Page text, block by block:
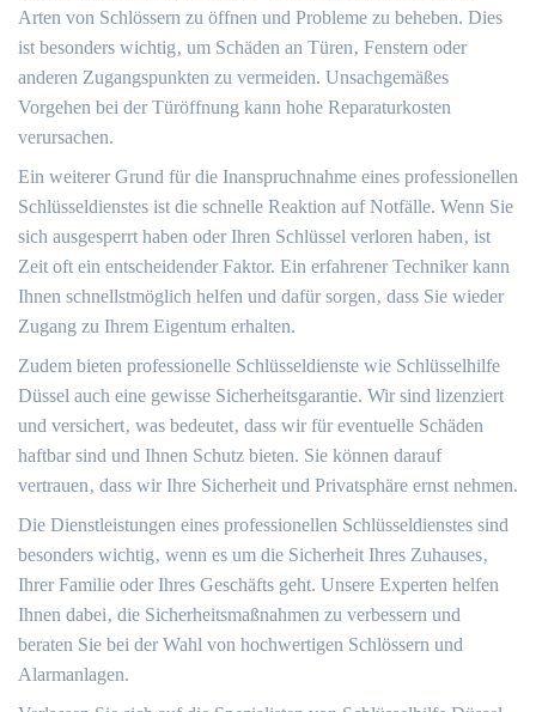
Arten von Schlössern zu öffnen und Probleme zu beheben.​ Dies
ist besonders wichtig‚ um Schäden an Türen‚ Fenstern oder
anderen Zugangspunkten zu vermeiden.​ Unsachgemäßes
Vorgehen bei der Türöffnung kann hohe Reparaturkosten
verursachen.​
Ein weiterer Grund für die Inanspruchnahme eines professionellen
Schlüsseldienstes ist die schnelle Reaktion auf Notfälle.​ Wenn Sie
sich ausgesperrt haben oder Ihren Schlüssel verloren haben‚ ist
Zeit oft ein entscheidender Faktor.​ Ein erfahrener Techniker kann
Ihnen schnellstmöglich helfen und dafür sorgen‚ dass Sie wieder
Zugang zu Ihrem Eigentum erhalten.​
Zudem bieten professionelle Schlüsseldienste wie Schlüsselhilfe
Düssel auch eine gewisse Sicherheitsgarantie.​ Wir sind lizenziert
und versichert‚ was bedeutet‚ dass wir für eventuelle Schäden
haftbar sind und Ihnen Schutz bieten.​ Sie können darauf
vertrauen‚ dass wir Ihre Sicherheit und Privatsphäre ernst nehmen.
Die Dienstleistungen eines professionellen Schlüsseldienstes sind
besonders wichtig‚ wenn es um die Sicherheit Ihres Zuhauses‚
Ihrer Familie oder Ihres Geschäfts geht.​ Unsere Experten helfen
Ihnen dabei‚ die Sicherheitsmaßnahmen zu verbessern und
beraten Sie bei der Wahl von hochwertigen Schlössern und
Alarmanlagen.